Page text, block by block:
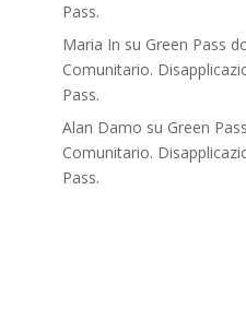
Pass.
Maria In su Green Pass
Comunitario.
Pass.
Alan Damo su Green
Comunitario.
Pass.